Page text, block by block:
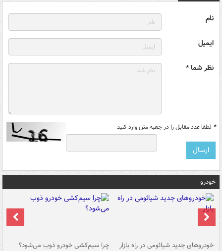
نام
ایمیل
نظر شما *
* لطفا عدد مقابل را در جعبه متن وارد کنید
خودرو
خودروهای جدید شیائومی در راه بازار چرا سیم‌کشی خودرو ذوب می‌شود؟